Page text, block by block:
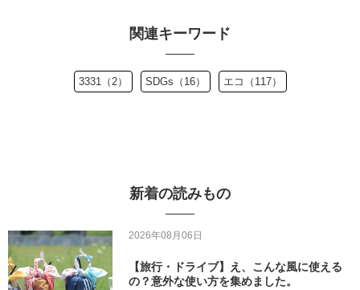
関連キーワード
3331（2） SDGs（16） エコ（117）
新着の読みもの
2026年08月06日
【旅行・ドライブ】え、こんな風に使える
の？意外な使い方を集めました。